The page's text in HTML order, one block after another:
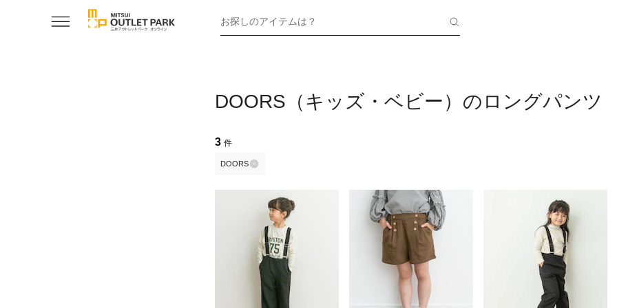
お探しのアイテムは？
DOORS（キッズ・ベビー）のロングパンツ
3 件
DOORS